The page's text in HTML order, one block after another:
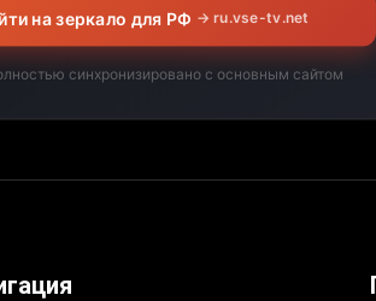
передач на выбранную дату.
на зеркало для РФ → ru.vse-tv.net
синхронизировано с основным сайтом